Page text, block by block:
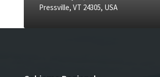
Pressville, VT 24305, USA